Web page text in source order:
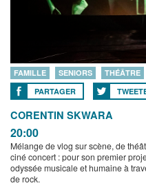
FAMILLE SENIORS
THÉÂTRE
PARTAGER
CORENTIN SKWARA
20:00
Mélange de vlog sur scène, de
ciné concert : pour son premier
odyssée musicale et humaine à
de rock.